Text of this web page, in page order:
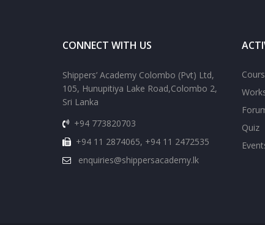
CONNECT WITH US
Shippers’ Academy Colombo (Pvt) Ltd,
105, Hunupitiya Lake Road,Colombo 2,
Sri Lanka
+94 773820703
+94 11 2874065, +94 11 2472535
enquiries@shippersacademy.lk
Quiz